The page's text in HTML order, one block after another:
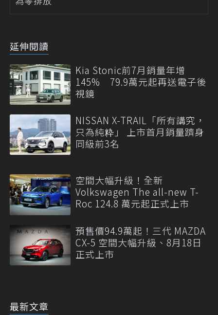
延伸閱讀
Kia Stonic前7月銷量年增
145% 79.9萬元起再送電子後
視鏡
NISSAN X-TRAIL「所有講究，
只為純粋」 上市首月銷量躋身
同級前3名
空間大幅升級！全新
Volkswagen The all-new T-
Roc 124.8 萬元起正式上市
預售價94.9萬起！三代 MAZDA
CX-5 空間大幅升級、8月18日
正式上市
最新文章